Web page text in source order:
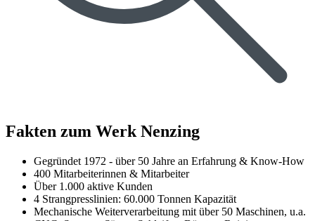
Fakten zum Werk Nenzing
Gegründet 1972 - über 50 Jahre an Erfahrung & Know-How
400 Mitarbeiterinnen & Mitarbeiter
Über 1.000 aktive Kunden
4 Strangpresslinien: 60.000 Tonnen Kapazität
Mechanische Weiterverarbeitung mit über 50 Maschinen, u.a.